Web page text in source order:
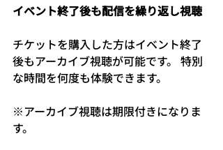
イベント終了後も配信を繰り返し視聴
チケットを購入した方はイベント終了
後もアーカイブ視聴が可能です。 特別
な時間を何度も体験できます。
※アーカイブ視聴は期限付きになりま
す。